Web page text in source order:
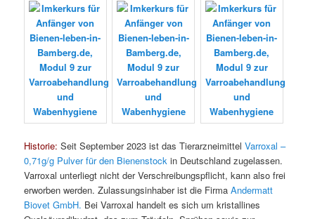
Historie: Seit September 2023 ist das TierarzneimittelVarroxal –
0,71g/g Pulver für den Bienenstockin Deutschland zugelassen.
Varroxal unterliegt nicht der Verschreibungspflicht, kann also frei
erworben werden. Zulassungsinhaber ist die FirmaAndermatt
Biovet GmbH. Bei Varroxal handelt es sich um kristallines